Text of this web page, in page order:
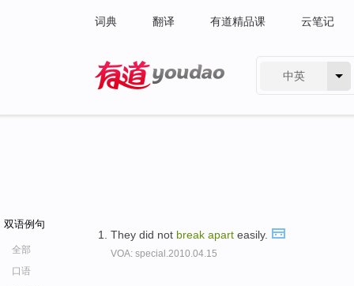
词典 翻译 有道精品课 云笔记
中英
双语例句
全部
口语
They did not break apart easily.
VOA: special.2010.04.15